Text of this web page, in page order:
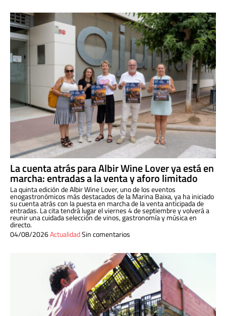
La cuenta atrás para Albir Wine Lover ya está en
marcha: entradas a la venta y aforo limitado
La quinta edición de Albir Wine Lover, uno de los eventos
enogastronómicos más destacados de la Marina Baixa, ya ha iniciado
su cuenta atrás con la puesta en marcha de la venta anticipada de
entradas. La cita tendrá lugar el viernes 4 de septiembre y volverá a
reunir una cuidada selección de vinos, gastronomía y música en
directo.
04/08/2026ActualidadSin comentarios